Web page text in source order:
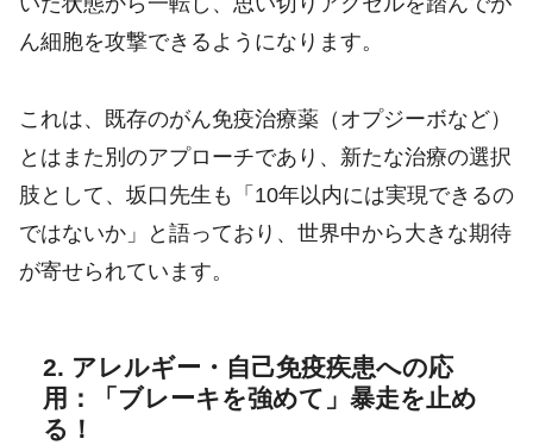
ん細胞を攻撃できるようになります。
これは、既存のがん免疫治療薬（オプジーボなど）
とはまた別のアプローチであり、新たな治療の選択
肢として、坂口先生も「10年以内には実現できるの
ではないか」と語っており、世界中から大きな期待
が寄せられています。
2. アレルギー・自己免疫疾患への応
用：「ブレーキを強めて」暴走を止め
る！